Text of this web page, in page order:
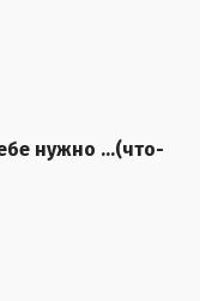
нужно ...(что-